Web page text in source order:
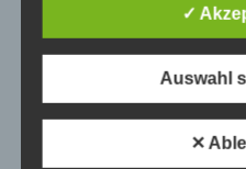
uns zu übermitteln.
Die
Richtlinien- und
✓
Auswahl
✕